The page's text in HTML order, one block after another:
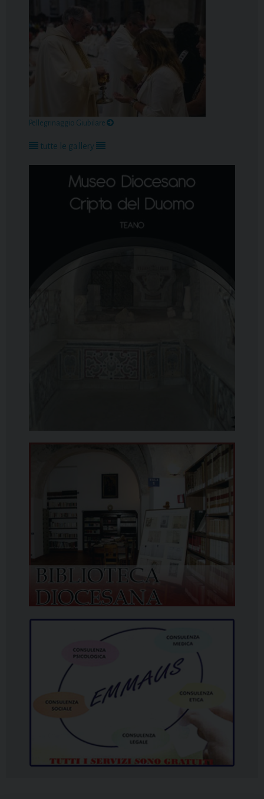
Pellegrinaggio Giubilare
tutte le gallery